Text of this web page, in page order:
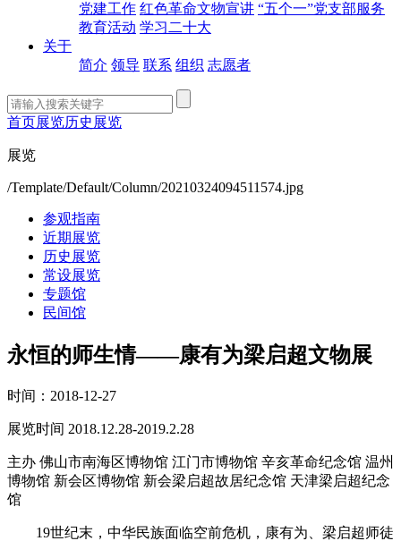
党建工作 红色革命文物宣讲 “五个一”党支部服务
教育活动 学习二十大
关于
简介 领导 联系 组织 志愿者
首页展览历史展览
展览
/Template/Default/Column/20210324094511574.jpg
参观指南
近期展览
历史展览
常设展览
专题馆
民间馆
永恒的师生情——康有为梁启超文物展
时间：2018-12-27
展览时间 2018.12.28-2019.2.28
主办 佛山市南海区博物馆 江门市博物馆 辛亥革命纪念馆 温州
博物馆 新会区博物馆 新会梁启超故居纪念馆 天津梁启超纪念
馆
19世纪末，中华民族面临空前危机，康有为、梁启超师徒